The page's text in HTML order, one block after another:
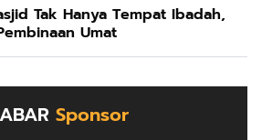
Tak Hanya Tempat Ibadah,
Umat
Sponsor